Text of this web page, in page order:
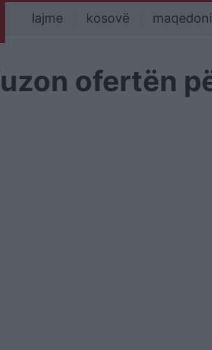
lajme kosovë maqedoni
ofertën